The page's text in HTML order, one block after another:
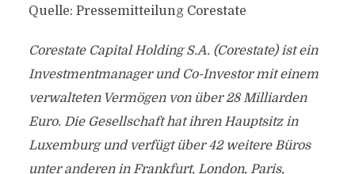
Quelle: Pressemitteilung Corestate
Corestate Capital Holding S.A. (Corestate) ist ein
Investmentmanager und Co-Investor mit einem
verwalteten Vermögen von über 28 Milliarden
Euro. Die Gesellschaft hat ihren Hauptsitz in
Luxemburg und verfügt über 42 weitere Büros
unter anderen in Frankfurt, London, Paris,